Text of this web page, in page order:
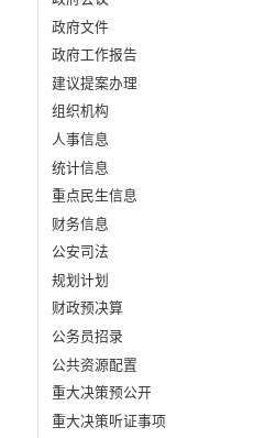
政府文件
政府工作报告
建议提案办理
组织机构
人事信息
统计信息
重点民生信息
财务信息
公安司法
规划计划
财政预决算
公务员招录
公共资源配置
重大决策预公开
重大决策听证事项